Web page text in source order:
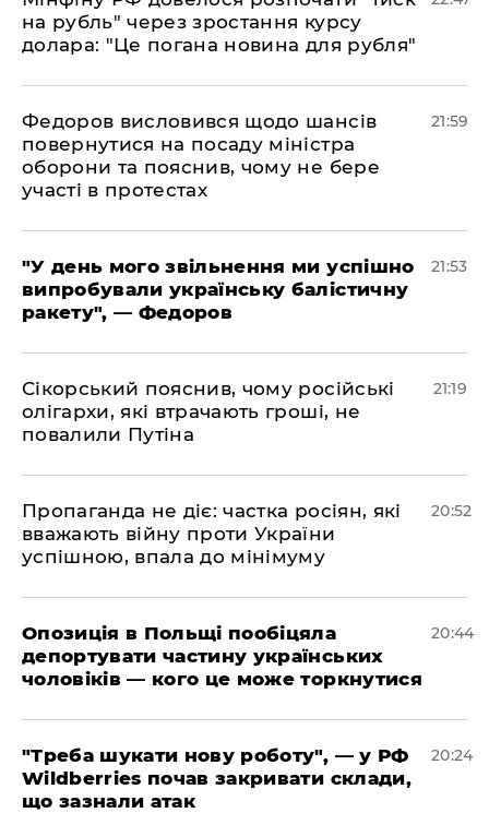
на рубль" через зростання курсу
долара: "Це погана новина для рубля"
​Федоров висловився щодо шансів
повернутися на посаду міністра
оборони та пояснив, чому не бере
участі в протестах
21:59
​"У день мого звільнення ми успішно
випробували українську балістичну
ракету", — Федоров
21:53
​Сікорський пояснив, чому російські
олігархи, які втрачають гроші, не
повалили Путіна
21:19
​Пропаганда не діє: частка росіян, які
вважають війну проти України
успішною, впала до мінімуму
20:52
​Опозиція в Польщі пообіцяла
депортувати частину українських
чоловіків — кого це може торкнутися
20:44
​"Треба шукати нову роботу", — у РФ
Wildberries почав закривати склади,
що зазнали атак
20:24